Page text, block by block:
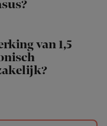
van 1,5